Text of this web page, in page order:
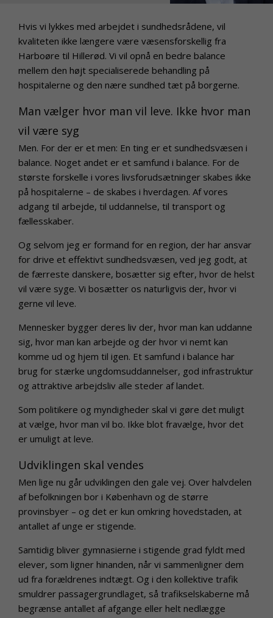
Hvis vi lykkes med arbejdet i sundhedsrådene, vil
kvaliteten ikke længere være væsensforskellig fra
Harboøre til Hillerød. Vi vil opnå en bedre balance
mellem den højt specialiserede behandling på
hospitalerne og den nære sundhed tæt på borgerne.
Man vælger hvor man vil leve. Ikke hvor man
vil være syg
Men. For der er et men: En ting er et sundhedsvæsen i
balance. Noget andet er et samfund i balance. For de
største forskelle i vores livsforudsætninger skabes ikke
på hospitalerne – de skabes i hverdagen. Af vores
adgang til arbejde, til uddannelse, til transport og
fællesskaber.
Og selvom jeg er formand for en region, der har ansvar
for drive et effektivt sundhedsvæsen, ved jeg godt, at
de færreste danskere, bosætter sig efter, hvor de helst
vil være syge. Vi bosætter os naturligvis der, hvor vi
gerne vil leve.
Mennesker bygger deres liv der, hvor man kan uddanne
sig, hvor man kan arbejde og der hvor vi nemt kan
komme ud og hjem til igen. Et samfund i balance har
brug for stærke ungdomsuddannelser, god infrastruktur
og attraktive arbejdsliv alle steder af landet.
Som politikere og myndigheder skal vi gøre det muligt
at vælge, hvor man vil bo. Ikke blot fravælge, hvor det
er umuligt at leve.
Udviklingen skal vendes
Men lige nu går udviklingen den gale vej. Over halvdelen
af befolkningen bor i København og de større
provinsbyer – og det er kun omkring hovedstaden, at
antallet af unge er stigende.
Samtidig bliver gymnasierne i stigende grad fyldt med
elever, som ligner hinanden, når vi sammenligner dem
ud fra forældrenes indtægt. Og i den kollektive trafik
smuldrer passagergrundlaget, så trafikselskaberne må
begrænse antallet af afgange eller helt nedlægge